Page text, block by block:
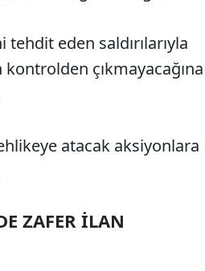
eden saldırılarıyla
kontrolden çıkmayacağına
atacak aksiyonlara
ZAFER İLAN